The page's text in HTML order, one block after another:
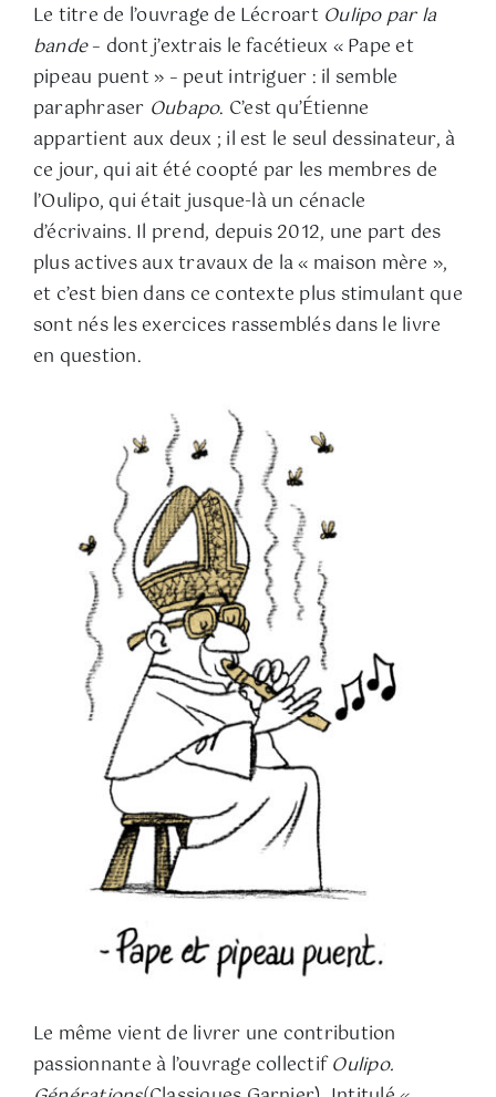
Le titre de l’ouvrage de Lécroart Oulipo par la
bande– dont j’extrais le facétieux « Pape et
pipeau puent » – peut intriguer : il semble
paraphraser Oubapo. C’est qu’Étienne
appartient aux deux ; il est le seul dessinateur, à
ce jour, qui ait été coopté par les membres de
l’Oulipo, qui était jusque-là un cénacle
d’écrivains. Il prend, depuis 2012, une part des
plus actives aux travaux de la « maison mère »,
et c’est bien dans ce contexte plus stimulant que
sont nés les exercices rassemblés dans le livre
en question.
Le même vient de livrer une contribution
passionnante à l’ouvrage collectifOulipo.